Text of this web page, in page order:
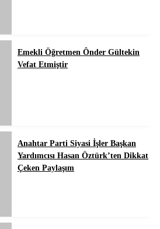
Emekli Öğretmen Ônder Gültekin
Vefat Etmiştir
Anahtar Parti Siyasi İşler Başkan
Yardımcısı Hasan Öztürk’ten Dikkat
Çeken Paylaşım